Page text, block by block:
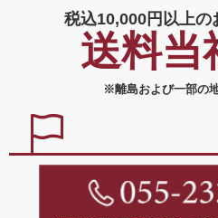
税込10,000円以上の
送料当
※離島および一部の